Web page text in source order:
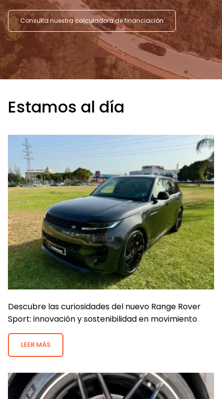
Consulta nuestra calculadora de financiación
Estamos al día
Descubre las curiosidades del nuevo Range Rover
Sport: innovación y sostenibilidad en movimiento
LEER MÁS